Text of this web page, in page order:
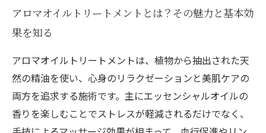
日常生活にアロマケアを取り入れ極上のリラク
ゼーションと美肌を保つ方法
アロマオイルトリートメントとは？その魅力と基本効
果を知る
アロマオイルトリートメントは、植物から抽出された天
然の精油を使い、心身のリラクゼーションと美肌ケアの
両方を追求する施術です。主にエッセンシャルオイルの
香りを楽しむことでストレスが軽減されるだけでなく、